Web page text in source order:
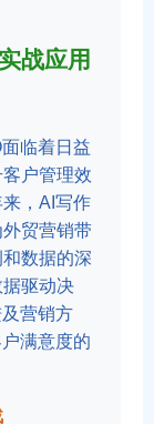
战应用
临着日益
户管理效
，AI写作
贸营销带
数据的深
驱动决
营销方
满意度的